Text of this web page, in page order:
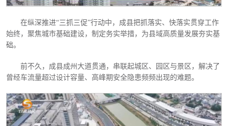
在纵深推进“三抓三促”行动中，成县把抓落实、快落实贯穿工作
始终，聚焦城市基础建设，制定务实举措，为县域高质量发展夯实基
础。
前不久，成县成州大道贯通，串联起城区、园区与景区，解决了
曾经车流量超过设计容量、高峰期安全隐患频频出现的难题。